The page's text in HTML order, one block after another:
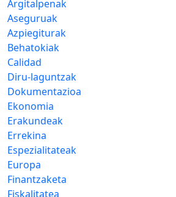
Argitalpenak
Aseguruak
Azpiegiturak
Behatokiak
Calidad
Diru-laguntzak
Dokumentazioa
Ekonomia
Erakundeak
Errekina
Espezialitateak
Europa
Finantzaketa
Fiskalitatea